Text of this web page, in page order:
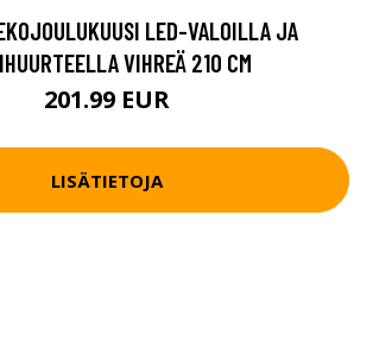
LED-VALOILLA JA
VIHREÄ 210 CM
201.99 EUR
LISÄTIETOJA